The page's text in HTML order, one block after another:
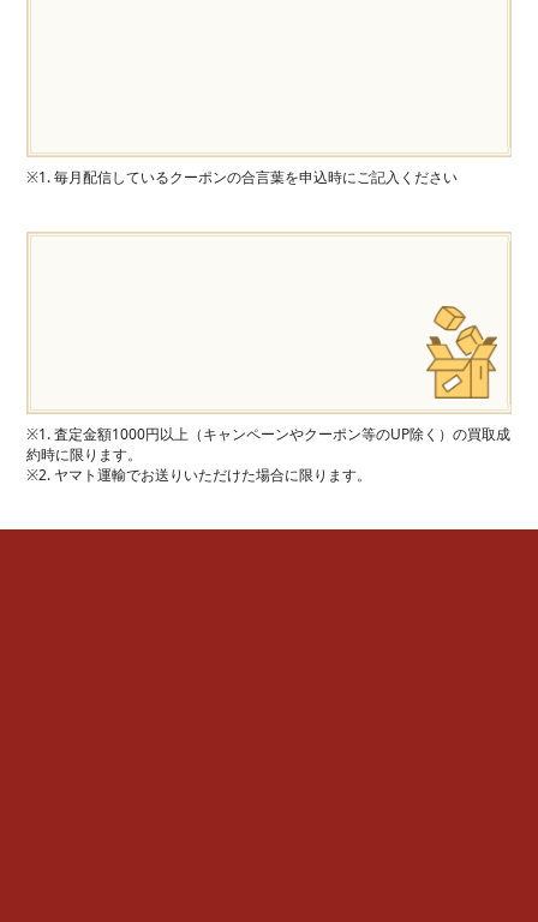
※1. 毎月配信しているクーポンの合言葉を申込時にご記入ください
※1. 査定金額1000円以上（キャンペーンやクーポン等のUP除く）の買取成
約時に限ります。
※2. ヤマト運輸でお送りいただけた場合に限ります。